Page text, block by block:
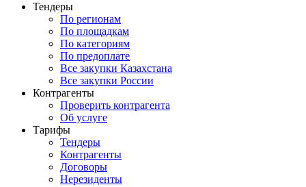
Тендеры
По регионам
По площадкам
По категориям
По предоплате
Все закупки Казахстана
Все закупки России
Контрагенты
Проверить контрагента
Об услуге
Тарифы
Тендеры
Контрагенты
Договоры
Нерезиденты